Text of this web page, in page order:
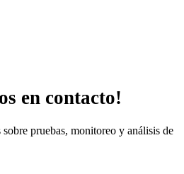
en contacto!
pruebas, monitoreo y análisis de